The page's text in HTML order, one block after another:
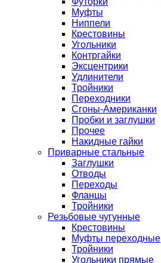
Муфты
Ниппели
Крестовины
Угольники
Контргайки
Эксцентрики
Удлинители
Тройники
Переходники
Сгоны-Американки
Пробки и заглушки
Прочее
Накидные гайки
Приварные стальные
Заглушки
Отводы
Переходы
Фланцы
Тройники
Резьбовые чугунные
Крестовины
Муфты переходные
Тройники
Угольники прямые